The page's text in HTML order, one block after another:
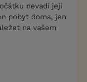
nevadí její
pobyt doma, jen
na vašem